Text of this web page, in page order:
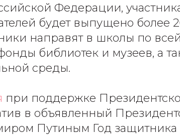
Федерации,
будет выпущено более
направят в школы по
библиотек и музеев, а
среды.
при поддержке
в объявленный
Путиным Год защитника